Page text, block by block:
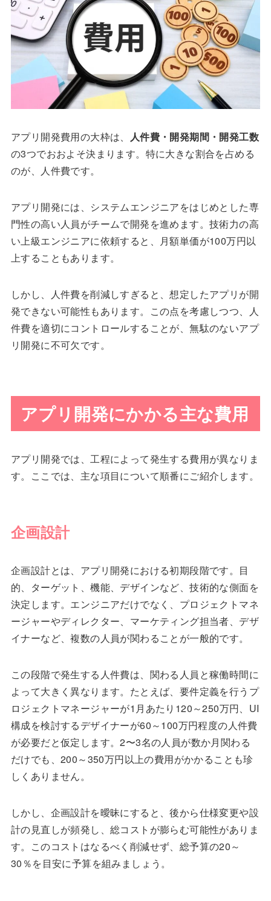
アプリ開発費用の大枠は、 人件費・開発期間・開発工数
の3つでおおよそ決まります。特に大きな割合を占める
のが、人件費です。
アプリ開発には、システムエンジニアをはじめとした専
門性の高い人員がチームで開発を進めます。技術力の高
い上級エンジニアに依頼すると、月額単価が100万円以
上することもあります。
しかし、人件費を削減しすぎると、想定したアプリが開
発できない可能性もあります。この点を考慮しつつ、人
件費を適切にコントロールすることが、無駄のないアプ
リ開発に不可欠です。
アプリ開発にかかる主な費用
アプリ開発では、工程によって発生する費用が異なりま
す。ここでは、主な項目について順番にご紹介します。
企画設計
企画設計とは、アプリ開発における初期段階です。目
的、ターゲット、機能、デザインなど、技術的な側面を
決定します。エンジニアだけでなく、プロジェクトマネ
ージャーやディレクター、マーケティング担当者、デザ
イナーなど、複数の人員が関わることが一般的です。
この段階で発生する人件費は、関わる人員と稼働時間に
よって大きく異なります。たとえば、要件定義を行うプ
ロジェクトマネージャーが1月あたり120～250万円、UI
構成を検討するデザイナーが60～100万円程度の人件費
が必要だと仮定します。2〜3名の人員が数か月関わる
だけでも、200～350万円以上の費用がかかることも珍
しくありません。
しかし、企画設計を曖昧にすると、後から仕様変更や設
計の見直しが頻発し、総コストが膨らむ可能性がありま
す。このコストはなるべく削減せず、総予算の20～
30％を目安に予算を組みましょう。